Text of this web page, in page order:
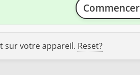
Commencer
sur votre appareil. Reset?